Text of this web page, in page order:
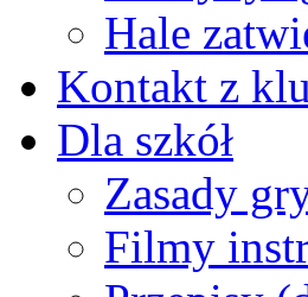
Hale
Kontakt z
Dla szkół
Zasady
Filmy